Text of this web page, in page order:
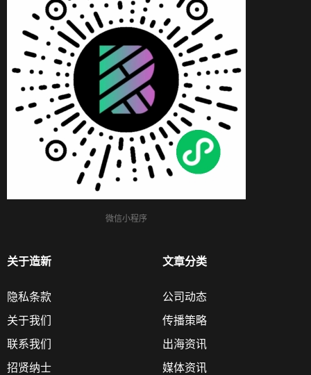
微信小程序
关于造新
隐私条款
关于我们
联系我们
招贤纳士
文章分类
公司动态
传播策略
出海资讯
媒体资讯